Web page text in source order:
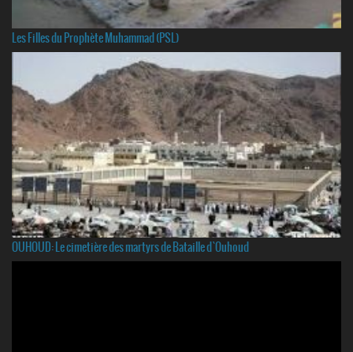
Les Filles du Prophète Muhammad (PSL)
OUHOUD: Le cimetière des martyrs de Bataille d`Ouhoud